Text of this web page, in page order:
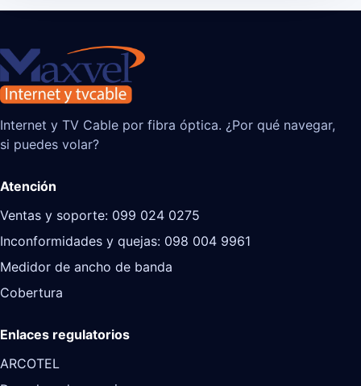
Internet y TV Cable por fibra óptica. ¿Por qué navegar,
si puedes volar?
Atención
Ventas y soporte: 099 024 0275
Inconformidades y quejas: 098 004 9961
Medidor de ancho de banda
Cobertura
Enlaces regulatorios
ARCOTEL